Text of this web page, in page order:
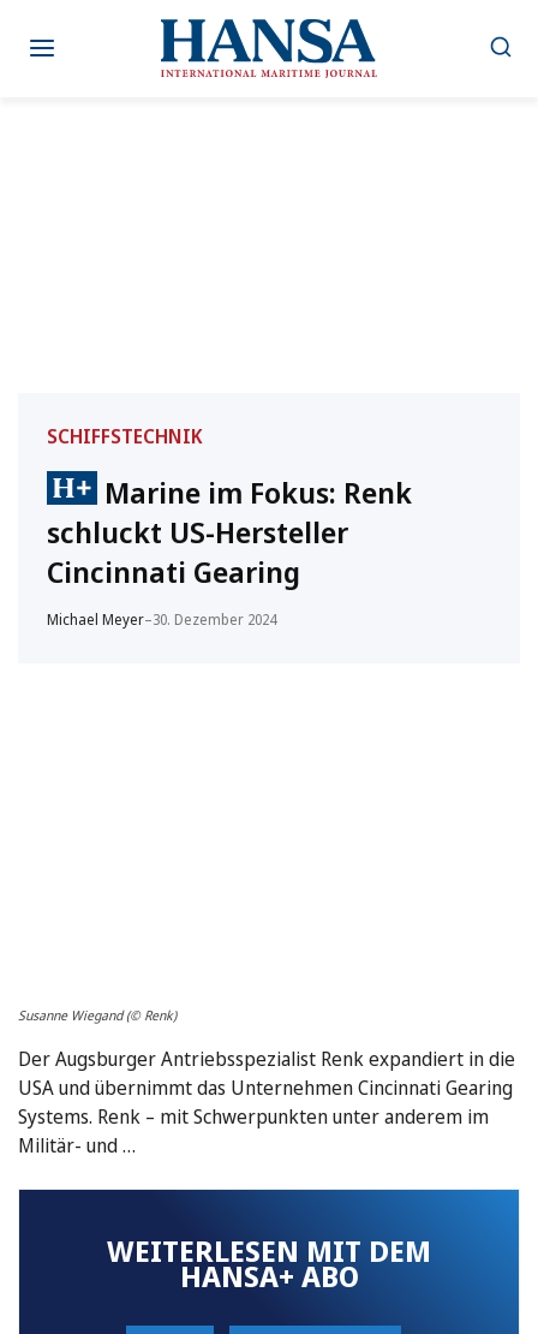
Inhalt
SCHIFFSTECHNIK
Marine im Fokus: Renk
schluckt US-Hersteller
Cincinnati Gearing
Michael Meyer–30. Dezember 2024
Susanne Wiegand (© Renk)
Der Augsburger Antriebsspezialist Renk expandiert in die
USA und übernimmt das Unternehmen Cincinnati Gearing
Systems. Renk – mit Schwerpunkten unter anderem im
Militär- und …
WEITERLESEN MIT DEM
HANSA+ ABO